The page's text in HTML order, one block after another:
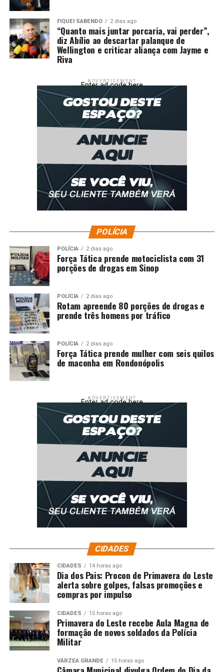
UP NEXT
Força Tática prende homem em flagrante por esfaquear
enteado
DON'T MISS
PM prende homem por porte ilegal de arma de fogo e
FIQUEI SABENDO 2 dias ago
“Quanto mais juntar porcaria, vai perder”,
diz Abílio ao descartar palanque de
Wellington e criticar aliança com Jayme e
Riva
ADVERTISEMENT
Enter ad code here
POLÍCIA
POLÍCIA 2 dias ago
Força Tática prende motociclista com 31
porções de drogas em Sinop
POLÍCIA 2 dias ago
Rotam apreende 80 porções de drogas e
prende três homens por tráfico
POLÍCIA 2 dias ago
Força Tática prende mulher com seis quilos
de maconha em Rondonópolis
ADVERTISEMENT
Enter ad code here
CIDADES
CIDADES 14 horas ago
Dia dos Pais: Procon de Primavera do Leste
alerta sobre golpes, falsas promoções e
compras por impulso
CIDADES 15 horas ago
Primavera do Leste recebe Aula Magna de
formação de novos soldados da Polícia
Militar
VÁRZEA GRANDE 15 horas ago